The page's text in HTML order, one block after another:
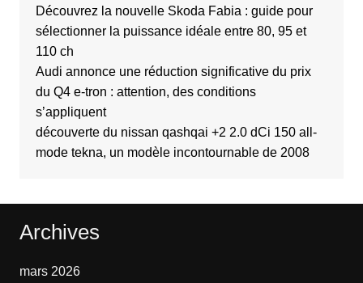
Découvrez la nouvelle Skoda Fabia : guide pour
sélectionner la puissance idéale entre 80, 95 et
110 ch
Audi annonce une réduction significative du prix
du Q4 e-tron : attention, des conditions
s’appliquent
découverte du nissan qashqai +2 2.0 dCi 150 all-
mode tekna, un modèle incontournable de 2008
Archives
mars 2026